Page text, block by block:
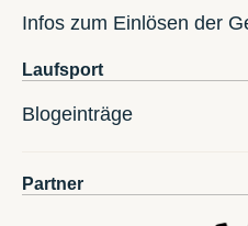
Infos zum Einlösen der
Laufsport
Blogeinträge
Partner